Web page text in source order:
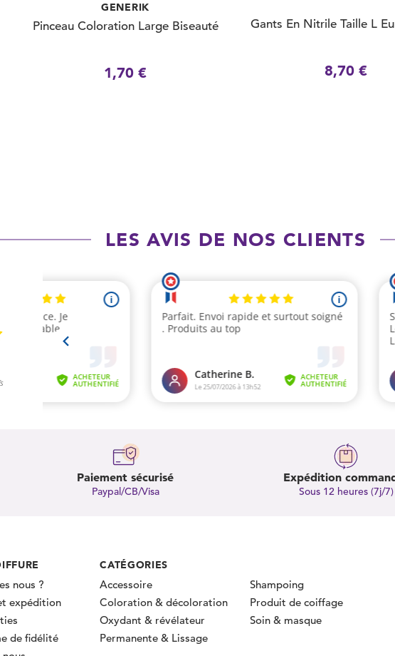
GENERIK
Pinceau Coloration Large Biseauté
1,70 €
Gants En Nitrile Taille L
8,70 €
LES AVIS DE NOS CLIENTS
Paiement sécurisé
Paypal/CB/Visa
Expédition
Sous 12 heures (7j/7)
nous ?
expédition
de fidélité
CATÉGORIES
Accessoire
Coloration & décoloration
Oxydant & révélateur
Permanente & Lissage
Shampoing
Produit de coiffage
Soin & masque